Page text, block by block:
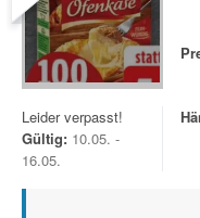
Leider verpasst!
Gültig: 10.05. -
16.05.